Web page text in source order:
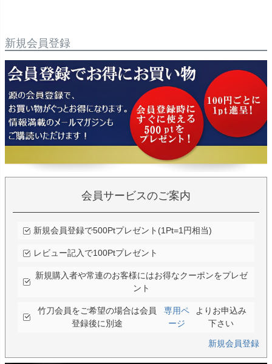
新規会員登録
会員サービスのご案内
新規会員登録で500Ptプレゼント(1Pt=1円相当)
レビュー記入で100Ptプレゼント
新規購入者や常連のお客様にはお得なクーポンをプレゼ
ント
竹刀会員をご希望の場合は会員
登録後に別途
専用ペ
ージ
よりお申込み
下さい
新規会員登録